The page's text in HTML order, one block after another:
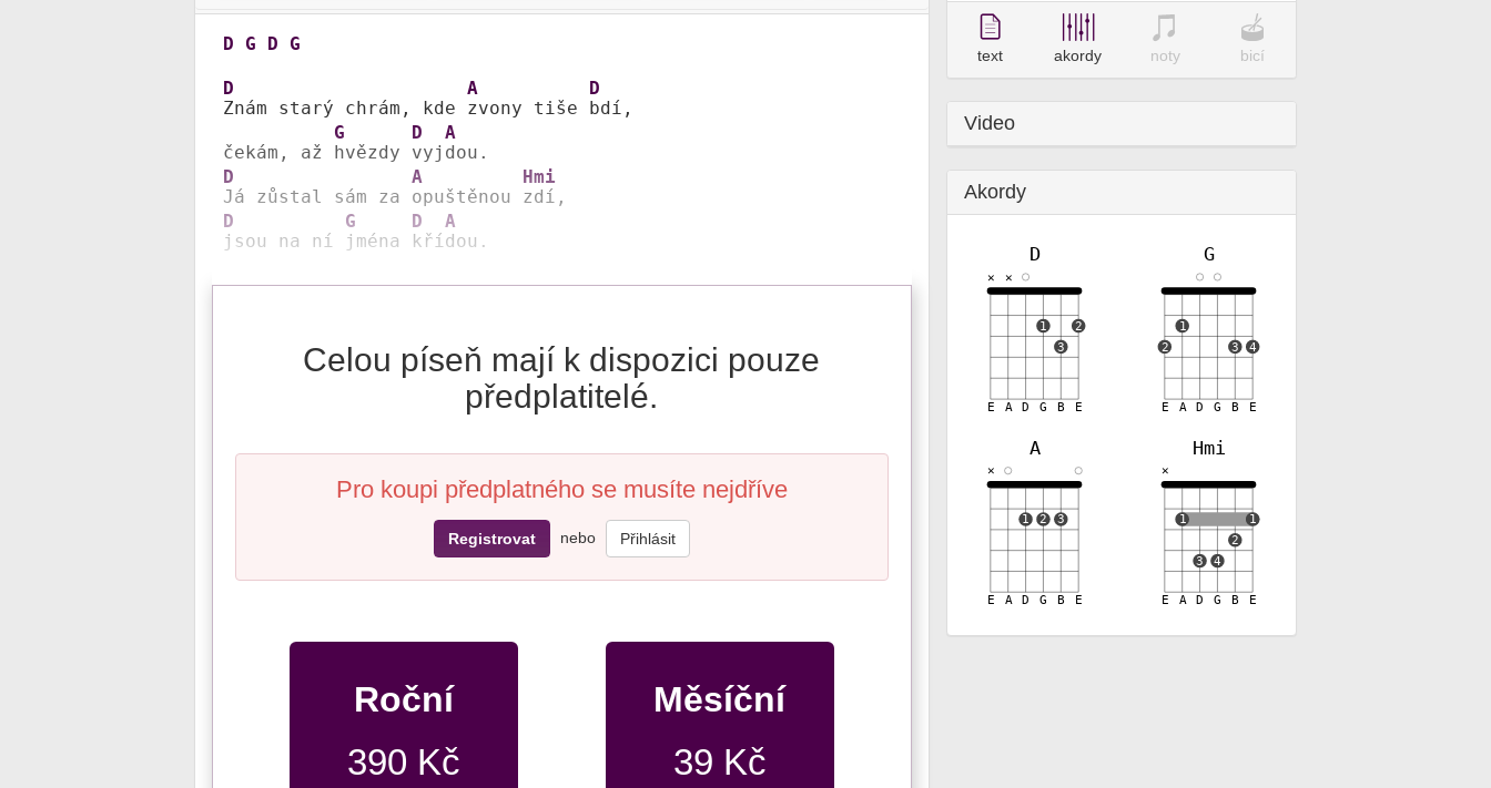
D G D G
D
Znám starý chrám, kde
A
zvony tiše
D
bdí,
čekám, až
G
hvězdy
D
vyj
A
D
Já zůstal sám za
A
opuštěnou
Hmi
D
jsou na ní
G
jména
D
kří
A
dou.
Celou píseň mají k dispozici pouze
předplatitelé.
Pro koupi předplatného se musíte nejdříve
Registrovat nebo Přihlásit
Roční
390 Kč
Měsíční
39 Kč
text akordy noty bicí
Video
Akordy
D
E A D G B E
✕ ✕
1
3
2
G
E A D G B E
2
1
3
4
A
E A D G B E
✕
1 2 3
Hmi
E A D G B E
✕
1
3 4
2
1